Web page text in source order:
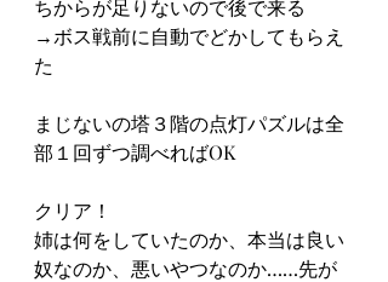
ちからが足りないので後で来る
→ボス戦前に自動でどかしてもらえ
た
まじないの塔３階の点灯パズルは全
部１回ずつ調べればOK
クリア！
姉は何をしていたのか、本当は良い
奴なのか、悪いやつなのか……先が